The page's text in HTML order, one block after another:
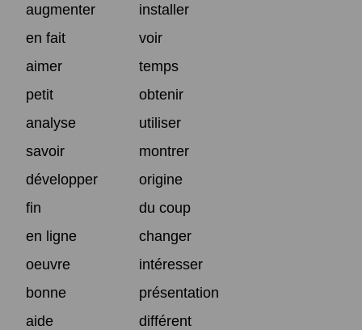
augmenter
installer
en fait
voir
aimer
temps
petit
obtenir
analyse
utiliser
savoir
montrer
développer
origine
fin
du coup
en ligne
changer
oeuvre
intéresser
bonne
présentation
aide
différent